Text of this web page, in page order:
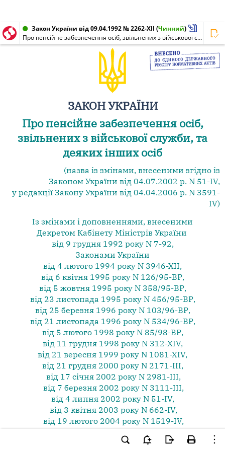
Закон України від 09.04.1992 № 2262-XII (Чинний)
Про пенсійне забезпечення осіб, звільнених з військової служби, та деяких інших осіб